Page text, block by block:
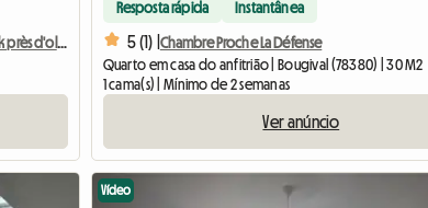
Grande Chambre Dans Cosy Coloc #5 New York près d'olry
Resposta rápida Instantânea
5 (1) | Chambre Proche La Défense
Quarto em casa do anfitrião | Bougival (78380) | 30 M2
1 cama(s) | Mínimo de 2 semanas
Ver anúncio
Vídeo